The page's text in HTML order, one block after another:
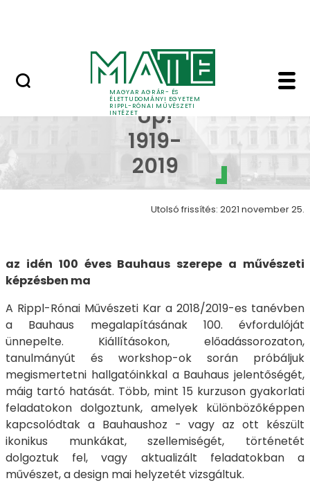
MAGYAR AGRÁR- ÉS
ÉLETTUDOMÁNYI EGYETEM
RIPPL-RÓNAI MŰVÉSZETI
INTÉZET
Bauhaus Up! 1919-
Bauhaus
Up!
1919-
2019
Utolsó frissítés: 2021 november 25.
az idén 100 éves Bauhaus szerepe a művészeti
képzésben ma
A Rippl-Rónai Művészeti Kar a 2018/2019-es tanévben
a Bauhaus megalapításának 100. évfordulóját
ünnepelte. Kiállításokon, előadássorozaton,
tanulmányút és workshop-ok során próbáljuk
megismertetni hallgatóinkkal a Bauhaus jelentőségét,
máig tartó hatását. Több, mint 15 kurzuson gyakorlati
feladatokon dolgoztunk, amelyek különbözőképpen
kapcsolódtak a Bauhaushoz - vagy az ott készült
ikonikus munkákat, szellemiségét, történetét
dolgoztuk fel, vagy aktualizált feladatokban a
művészet, a design mai helyzetét vizsgáltuk.